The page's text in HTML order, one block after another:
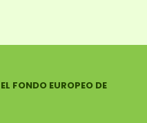
FONDO EUROPEO DE